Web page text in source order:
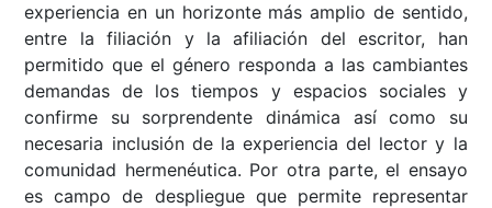
experiencia en un horizonte más amplio de sentido,
entre la filiación y la afiliación del escritor, han
permitido que el género responda a las cambiantes
demandas de los tiempos y espacios sociales y
confirme su sorprendente dinámica así como su
necesaria inclusión de la experiencia del lector y la
comunidad hermenéutica. Por otra parte, el ensayo
es campo de despliegue que permite representar